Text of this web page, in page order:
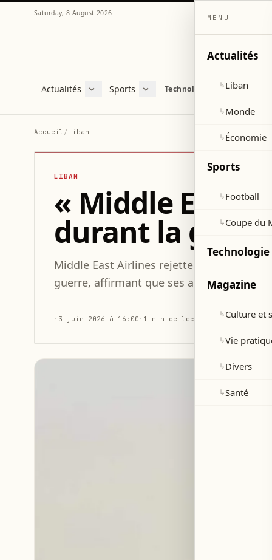
Saturday, 8 August 2026
Actualités
Liban
Sports
Football
Technologie et sciences
Accueil/Liban
LIBAN
« Middle East
durant la
Middle East Airlines rejette les critiques
guerre, affirmant que ses actions
· 3 juin 2026 à 16:00 · 1 min de lecture
MENU
Actualités
↳Liban
↳Monde
↳Économie
Sports
↳Football
↳Coupe du
Technologie
Magazine
↳Culture et
↳Vie
↳Divers
↳Santé